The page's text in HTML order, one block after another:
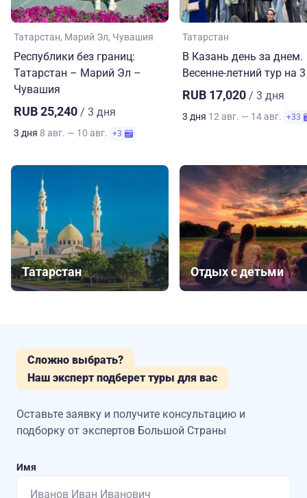
Татарстан Марий Эл Чувашия
Республики без границ:
Татарстан – Марий Эл –
Чувашия
RUB 25,240 / 3 дня
3 дня 8 авг. — 10 авг. +3
Татарстан
В Казань день за днем.
Весенне-летний тур на
RUB 17,020 / 3 дня
3 дня 12 авг. — 14 авг. +33
Татарстан Отдых с детьми
Сложно выбрать?
Наш эксперт подберет туры для вас
Оставьте заявку и получите консультацию и
подборку от экспертов Большой Страны
Имя